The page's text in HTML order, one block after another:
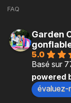
FAQ
Garden
5.0
Basé sur
powered
évaluez-